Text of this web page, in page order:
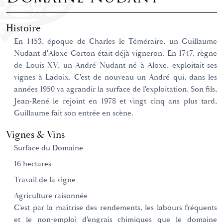
Histoire
En 1453, époque de Charles le Téméraire, un Guillaume
Nudant d'Aloxe Corton était déjà vigneron. En 1747, règne
de Louis XV, un André Nudant né à Aloxe, exploitait ses
vignes à Ladoix. C'est de nouveau un André qui, dans les
années 1950 va agrandir la surface de l'exploitation. Son fils,
Jean-René le rejoint en 1978 et vingt cinq ans plus tard,
Guillaume fait son entrée en scène.
Vignes & Vins
Surface du Domaine
16 hectares
Travail de la vigne
Agriculture raisonnée
C'est par la maîtrise des rendements, les labours fréquents
et le non-emploi d'engrais chimiques que le domaine